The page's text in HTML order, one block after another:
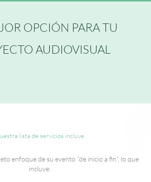
OPCIÓN PARA TU
AUDIOVISUAL
lista de servicios incluye
enfoque de su evento “de inicio a fin”, lo que
incluye: